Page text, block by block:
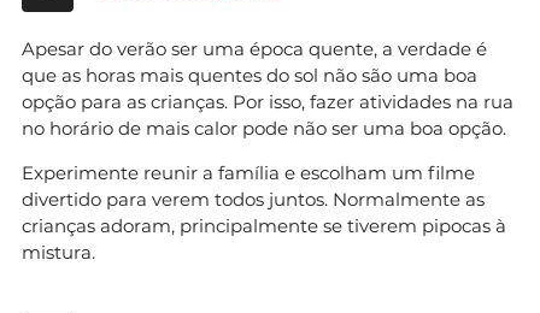
Apesar do verão ser uma época quente, a verdade é
que as horas mais quentes do sol não são uma boa
opção para as crianças. Por isso, fazer atividades na rua
no horário de mais calor pode não ser uma boa opção.
Experimente reunir a família e escolham um filme
divertido para verem todos juntos. Normalmente as
crianças adoram, principalmente se tiverem pipocas à
mistura.